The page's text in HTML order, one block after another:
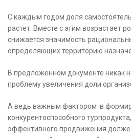
С каждым годом доля
растет. Вместе с этим возрастает
снижается значимость
определяющих территорию
В предложенном документе никак
проблему увеличения доли
А ведь важным фактором в
конкурентоспособного
эффективного продвижения